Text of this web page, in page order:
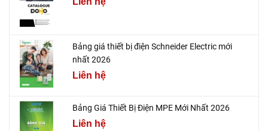
Bảng giá thiết bị điện Schneider Electric mới
nhất 2026
Liên hệ
Bảng Giá Thiết Bị Điện MPE Mới Nhất 2026
Liên hệ